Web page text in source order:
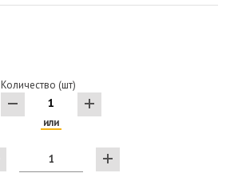
Количество (шт)
или